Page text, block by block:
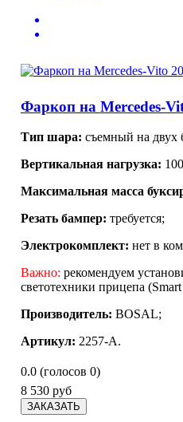
Фаркоп на Mercedes-
Тип шара: съемный на двух
Вертикальная нагрузка:
Максимальная масса
Резать бампер: требуется;
Электрокомплект: нет в
Важно: рекомендуем
светотехники прицепа
Производитель: BOSAL;
Артикул: 2257-A.
0.0 (голосов 0)
8 530 руб